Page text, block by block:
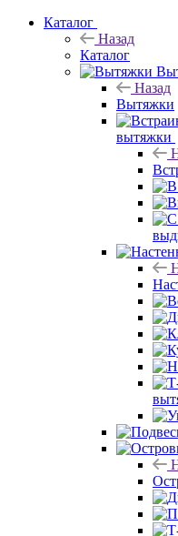
Каталог
Назад
Каталог
Назад
Вытяжки
вытяжки